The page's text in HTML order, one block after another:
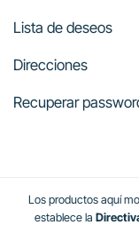
Lista de deseos
Direcciones
Recuperar
Los productos aquí
establece la